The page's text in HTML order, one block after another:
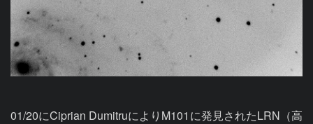
01/20にCiprian DumitruによりM101に発見されたLRN（高